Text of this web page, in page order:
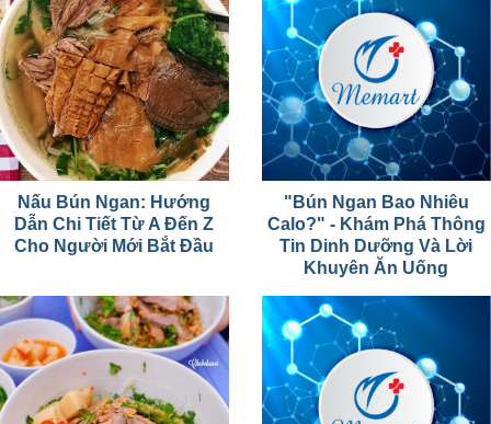
Nấu Bún Ngan: Hướng
Dẫn Chi Tiết Từ A Đến Z
Cho Người Mới Bắt Đầu
"Bún Ngan Bao Nhiêu
Calo?" - Khám Phá Thông
Tin Dinh Dưỡng Và Lời
Khuyên Ăn Uống